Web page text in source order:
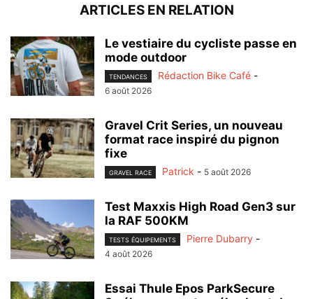
ARTICLES EN RELATION
Le vestiaire du cycliste passe en
mode outdoor
TENDANCES Rédaction Bike Café -
6 août 2026
Gravel Crit Series, un nouveau
format race inspiré du pignon
fixe
GRAVEL RACE Patrick - 5 août 2026
Test Maxxis High Road Gen3 sur
la RAF 500KM
TESTS ÉQUIPEMENTS Pierre Dubarry -
4 août 2026
Essai Thule Epos ParkSecure